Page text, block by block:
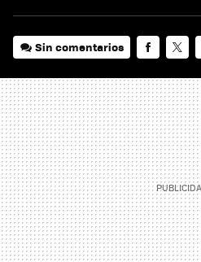
Sin comentarios